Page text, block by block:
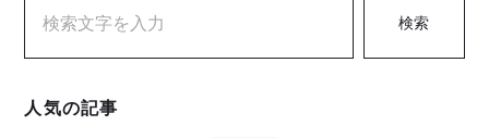
検索
人気の記事